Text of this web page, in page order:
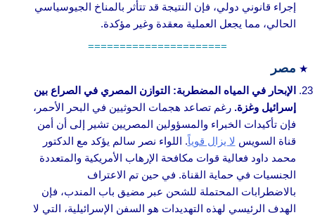
إجراء قانوني دولي، فإن النتيجة قد تتأثر بالمناخ الجيوسياسي
الحالي، مما يجعل العملية معقدة وغير مؤكدة.
======================
مصر
الإبحار في المياه المضطربة: التوازن المصري في الصراع بين
إسرائيل وغزة. رغم تصاعد هجمات الحوثيين في البحر الأحمر،
فإن تأكيدات الخبراء والمسؤولين المصريين تشير إلى أن أمن
قناة السويس لا يزال قوياً. اللواء نصر سالم يؤكد مع الدكتور
محمد داود فعالية قوات مكافحة الإرهاب الأمريكية والمتعددة
الجنسيات في حماية القناة. في حين تم الاعتراف
بالاضطرابات المحتملة للشحن عبر مضيق باب المندب، فإن
الهدف الرئيسي لهذه التهديدات هو السفن الإسرائيلية، التي لا